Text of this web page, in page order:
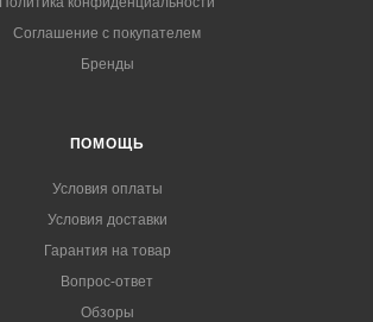
Соглашение с покупателем
Бренды
ПОМОЩЬ
Условия оплаты
Условия доставки
Гарантия на товар
Вопрос-ответ
Обзоры